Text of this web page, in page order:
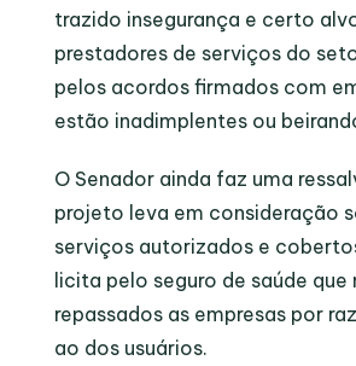
trazido insegurança e certo
prestadores de serviços do
pelos acordos firmados com
estão inadimplentes ou
O Senador ainda faz uma
projeto leva em consideração
serviços autorizados e
licita pelo seguro de saúde
repassados as empresas por
ao dos usuários.